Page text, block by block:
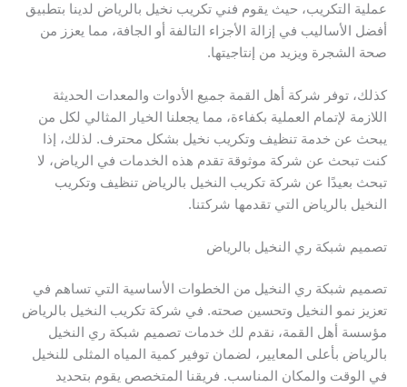
عملية التكريب، حيث يقوم فني تكريب نخيل بالرياض لدينا بتطبيق
أفضل الأساليب في إزالة الأجزاء التالفة أو الجافة، مما يعزز من
صحة الشجرة ويزيد من إنتاجيتها.
كذلك، توفر شركة أهل القمة جميع الأدوات والمعدات الحديثة
اللازمة لإتمام العملية بكفاءة، مما يجعلنا الخيار المثالي لكل من
يبحث عن خدمة تنظيف وتكريب نخيل بشكل محترف. لذلك، إذا
كنت تبحث عن شركة موثوقة تقدم هذه الخدمات في الرياض، لا
تبحث بعيدًا عن شركة تكريب النخيل بالرياض تنظيف وتكريب
النخيل بالرياض التي تقدمها شركتنا.
تصميم شبكة ري النخيل بالرياض
تصميم شبكة ري النخيل من الخطوات الأساسية التي تساهم في
تعزيز نمو النخيل وتحسين صحته. في شركة تكريب النخيل بالرياض
مؤسسة أهل القمة، نقدم لك خدمات تصميم شبكة ري النخيل
بالرياض بأعلى المعايير، لضمان توفير كمية المياه المثلى للنخيل
في الوقت والمكان المناسب. فريقنا المتخصص يقوم بتحديد